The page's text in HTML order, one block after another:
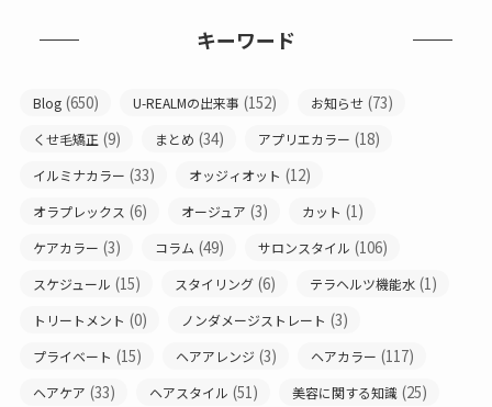
キーワード
Blog (650) U-REALMの出来事 (152) お知らせ (73)
くせ毛矯正 (9) まとめ (34) アプリエカラー (18)
イルミナカラー (33) オッジィオット (12)
オラプレックス (6) オージュア (3) カット (1)
ケアカラー (3) コラム (49) サロンスタイル (106)
スケジュール (15) スタイリング (6) テラヘルツ機能水 (1)
トリートメント (0) ノンダメージストレート (3)
プライベート (15) ヘアアレンジ (3) ヘアカラー (117)
ヘアケア (33) ヘアスタイル (51) 美容に関する知識 (25)